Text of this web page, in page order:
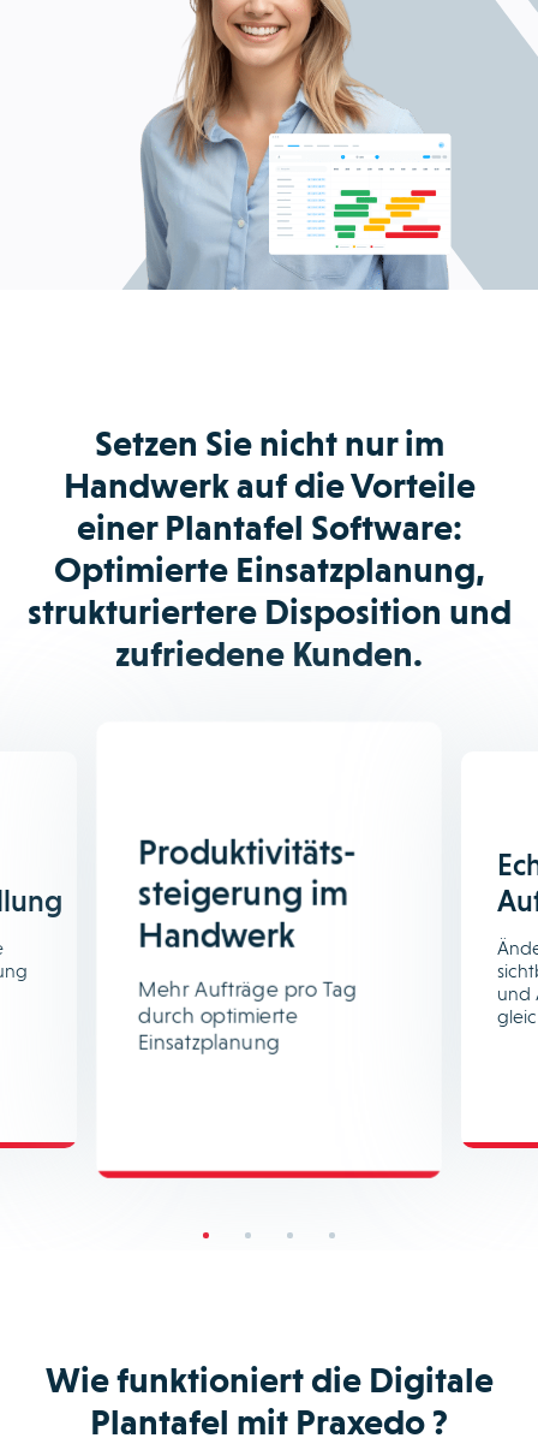
Setzen Sie nicht nur im
Handwerk auf die Vorteile
einer Plantafel Software:
Optimierte Einsatzplanung,
strukturiertere Disposition und
zufriedene Kunden.
Produktivitäts-
steigerung im
Handwerk
Mehr Aufträge pro Tag
durch optimierte
Einsatzplanung
und
Wie funktioniert die Digitale
Plantafel mit Praxedo ?